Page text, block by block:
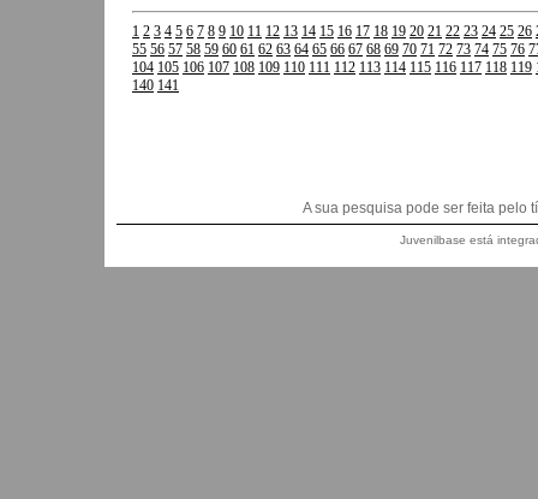
1 2 3 4 5 6 7 8 9 10 11 12 13 14 15 16 17 18 19 20 21 22 23 24 25 26
55 56 57 58 59 60 61 62 63 64 65 66 67 68 69 70 71 72 73 74 75 76
104 105 106 107 108 109 110 111 112 113 114 115 116 117 118 119
140 141
A sua pesquisa pode ser feita pelo
Juvenilbase está